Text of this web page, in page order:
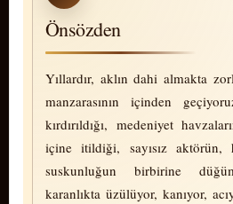
Önsözden
Yıllardır, aklın dahi almakta
manzarasının içinden
kırdırıldığı, medeniyet
içine itildiği, sayısız aktörün,
suskunluğun birbirine
karanlıkta üzülüyor, kanıyor,